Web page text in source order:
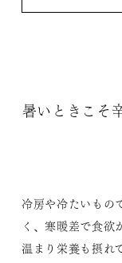
暑いときこそ
冷房や冷たいもの
く、寒暖差で食欲
温まり栄養も摂れ